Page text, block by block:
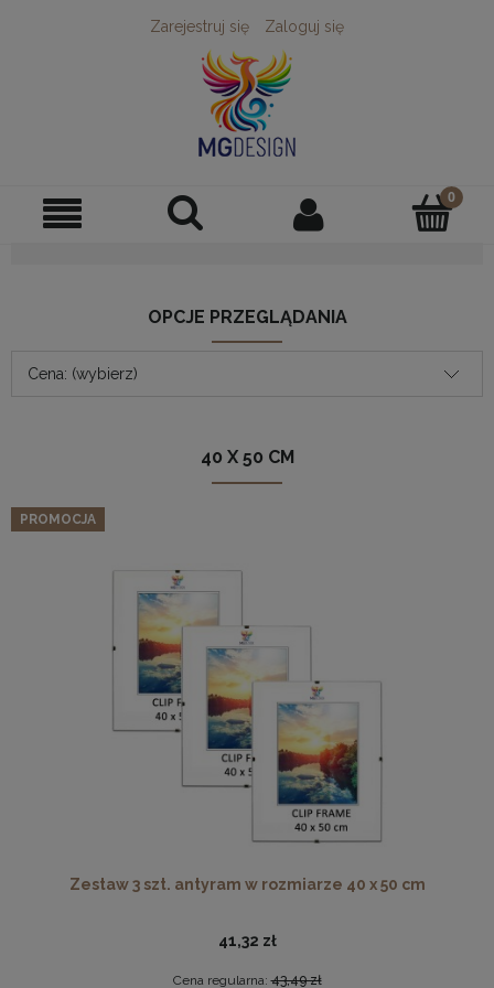
Zarejestruj się Zaloguj się
OPCJE PRZEGLĄDANIA
Cena: (wybierz)
40 X 50 CM
Zestaw 3 szt. antyram w rozmiarze 40 x 50 cm
41,32 zł
Cena regularna:43,49 zł
PROMOCJA